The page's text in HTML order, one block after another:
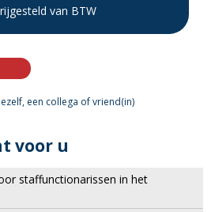
van BTW
een collega of vriend(in)
voor u
staffunctionarissen in het